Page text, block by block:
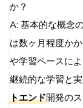
か？
A: 基本的な概念
は数ヶ月程度か
や学習ペースによ
継続的な学習と実
トエンド開発の